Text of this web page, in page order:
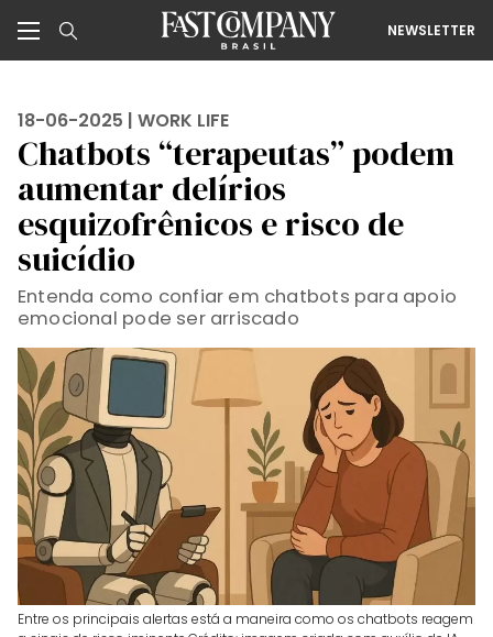
NEWSLETTER
18-06-2025 | WORK LIFE
Chatbots “terapeutas” podem
aumentar delírios
esquizofrênicos e risco de
suicídio
Entenda como confiar em chatbots para apoio
emocional pode ser arriscado
Entre os principais alertas está a maneira como os chatbots reagem